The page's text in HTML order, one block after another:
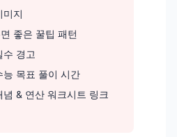
미지
좋은 꿀팁 패턴
수 경고
능 목표 풀이 시간
념 & 연산 워크시트 링크